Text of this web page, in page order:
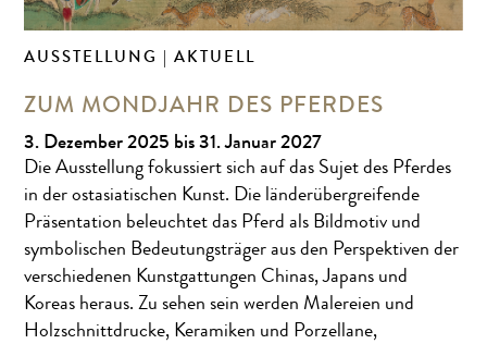
AUSSTELLUNG | AKTUELL
ZUM MONDJAHR DES PFERDES
3. Dezember 2025 bis 31. Januar 2027
Die Ausstellung fokussiert sich auf das Sujet des Pferdes
in der ostasiatischen Kunst. Die länderübergreifende
Präsentation beleuchtet das Pferd als Bildmotiv und
symbolischen Bedeutungsträger aus den Perspektiven der
verschiedenen Kunstgattungen Chinas, Japans und
Koreas heraus. Zu sehen sein werden Malereien und
Holzschnittdrucke, Keramiken und Porzellane,